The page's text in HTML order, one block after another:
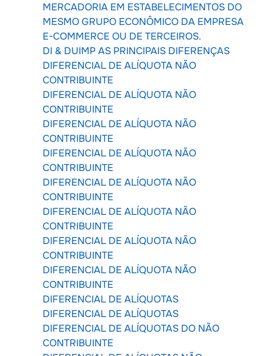
MERCADORIA EM ESTABELECIMENTOS DO
MESMO GRUPO ECONÔMICO DA EMPRESA
E-COMMERCE OU DE TERCEIROS.
DI & DUIMP AS PRINCIPAIS DIFERENÇAS
DIFERENCIAL DE ALÍQUOTA NÃO
CONTRIBUINTE
DIFERENCIAL DE ALÍQUOTA NÃO
CONTRIBUINTE
DIFERENCIAL DE ALÍQUOTA NÃO
CONTRIBUINTE
DIFERENCIAL DE ALÍQUOTA NÃO
CONTRIBUINTE
DIFERENCIAL DE ALÍQUOTA NÃO
CONTRIBUINTE
DIFERENCIAL DE ALÍQUOTA NÃO
CONTRIBUINTE
DIFERENCIAL DE ALÍQUOTA NÃO
CONTRIBUINTE
DIFERENCIAL DE ALÍQUOTA NÃO
CONTRIBUINTE
DIFERENCIAL DE ALÍQUOTAS
DIFERENCIAL DE ALÍQUOTAS
DIFERENCIAL DE ALÍQUOTAS DO NÃO
CONTRIBUINTE